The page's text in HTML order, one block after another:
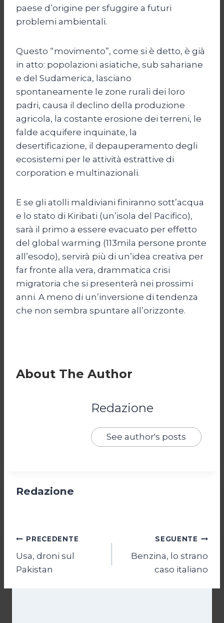
paese d’origine per sfuggire a futuri
problemi ambientali.
Questo “movimento”, come si è detto, è già
in atto: popolazioni asiatiche, sub sahariane
e del Sudamerica, lasciano
spontaneamente le zone rurali dei loro
padri, causa il declino della produzione
agricola, la costante erosione dei terreni, le
falde acquifere inquinate, la
desertificazione, il depauperamento degli
ecosistemi per le attività estrattive di
corporation e multinazionali.
E se gli atolli maldiviani finiranno sott’acqua
e lo stato di Kiribati (un’isola del Pacifico),
sarà il primo a essere evacuato per effetto
del global warming (113mila persone pronte
all’esodo), servirà più di un’idea creativa per
far fronte alla vera, drammatica crisi
migratoria che si presenterà nei prossimi
anni. A meno di un’inversione di tendenza
che non sembra spuntare all’orizzonte.
About The Author
Redazione
See author's posts
Redazione
Navigazione
articoli
PRECEDENTE
Usa, droni sul
Pakistan
SEGUENTE
Benzina, lo strano
caso italiano